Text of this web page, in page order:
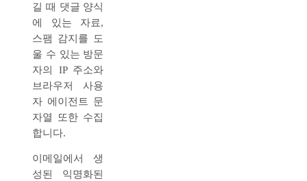
길 때 댓글 양식
에 있는 자료,
스팸 감지를 도
울 수 있는 방문
자의 IP 주소와
브라우저 사용
자 에이전트 문
자열 또한 수집
합니다.
이메일에서 생
성된 익명화된